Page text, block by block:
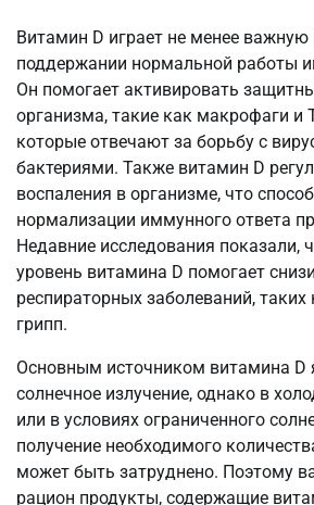
Витамин D играет не менее важную
поддержании нормальной работы
Он помогает активировать
организма, такие как макрофаги и
которые отвечают за борьбу с
бактериями. Также витамин D
воспаления в организме, что
нормализации иммунного ответа
Недавние исследования показали,
уровень витамина D помогает
респираторных заболеваний, таких
грипп.
Основным источником витамина D
солнечное излучение, однако в
или в условиях ограниченного
получение необходимого
может быть затруднено. Поэтому
рацион продукты, содержащие